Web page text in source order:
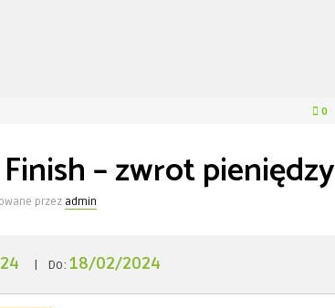
0
– zwrot pieniędzy
przez admin
| Do: 18/02/2024